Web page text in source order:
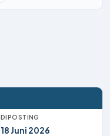
DIPOSTING
18 Juni 2026